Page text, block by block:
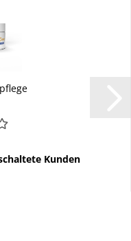
Kunden